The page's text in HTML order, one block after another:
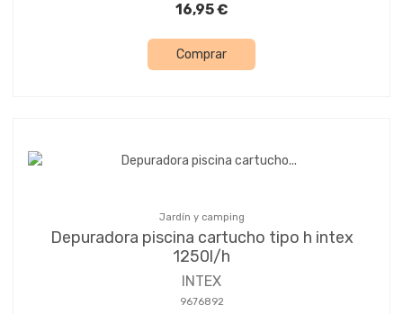
16,95 €
Comprar
Jardín y camping
Depuradora piscina cartucho tipo h intex
1250l/h
INTEX
9676892